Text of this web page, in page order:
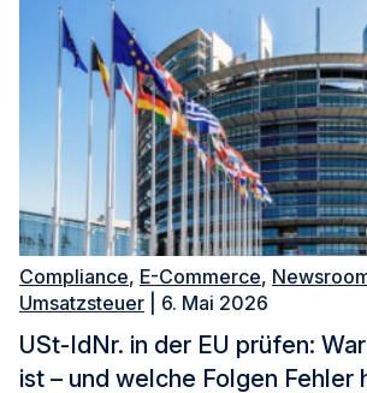
Compliance, E-Commerce,
Umsatzsteuer | 6. Mai 2026
USt-IdNr. in der EU prüfen:
ist – und welche Folgen Fehler